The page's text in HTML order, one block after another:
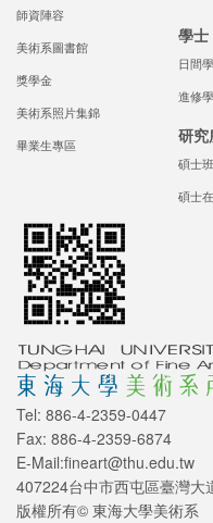
師資陣容
美術系圖書館
獎學金
美術系照片集錦
畢業生專區
學士
日間
進修
研究
碩士班
碩士
Tel: 886-4-2359-0447
Fax: 886-4-2359-6874
E-Mail:fineart@thu.edu.tw
407224台中市西屯區臺灣大
版權所有© 東海大學美術系